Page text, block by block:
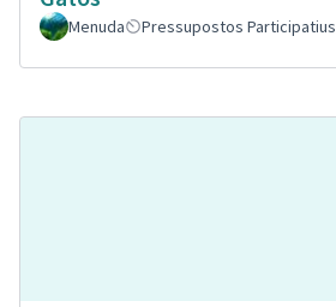
Menuda Pressupostos Participatius